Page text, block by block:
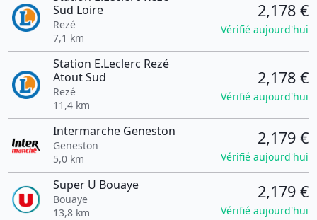
Sud Loire
Rezé
7,1 km
2,178 €
Vérifié aujourd'hui
Station E.Leclerc Rezé
Atout Sud
Rezé
11,4 km
2,178 €
Vérifié aujourd'hui
Intermarche Geneston
Geneston
5,0 km
2,179 €
Vérifié aujourd'hui
Super U Bouaye
Bouaye
13,8 km
2,179 €
Vérifié aujourd'hui